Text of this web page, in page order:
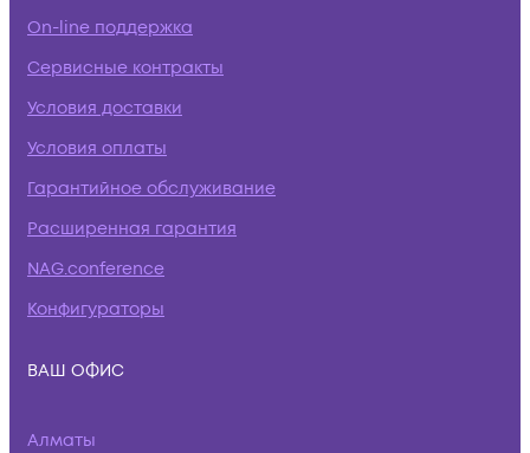
On-line поддержка
Сервисные контракты
Условия доставки
Условия оплаты
Гарантийное обслуживание
Расширенная гарантия
NAG.conference
Конфигураторы
ВАШ ОФИС
Алматы